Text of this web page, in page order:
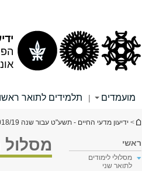
ידיעון
מועמדים | תלמידים לתואר
הינך נמצא כאן
> ידיעון מדעי החיים - תשע"ט עבור שנה 2018/19
ראשי
מסלולי לימודים
לתואר שני
מסלול